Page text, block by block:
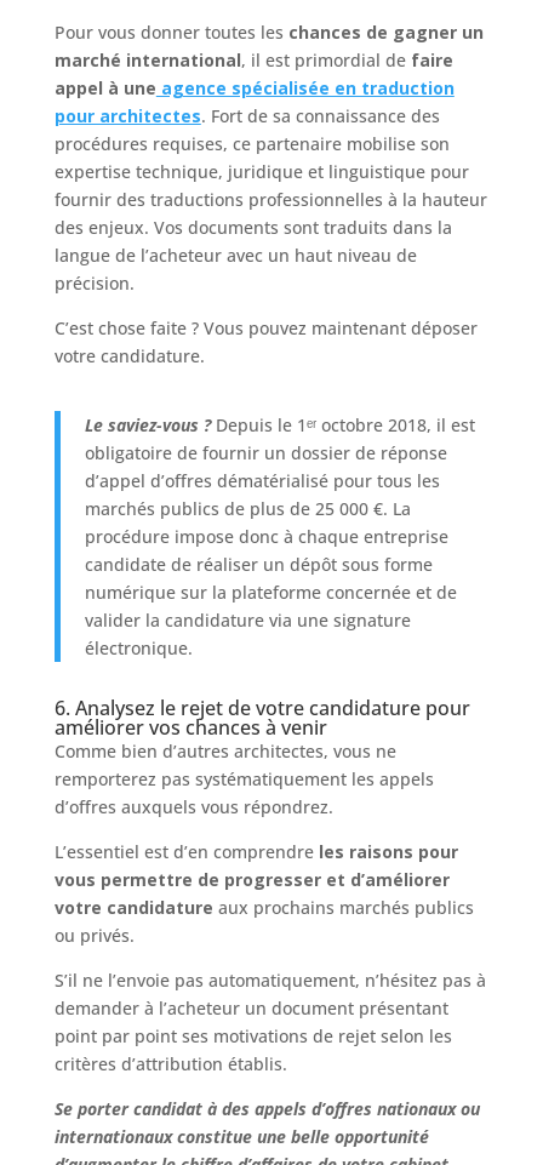
Pour vous donner toutes les chances de gagner un
marché international, il est primordial de faire
appel à une agence spécialisée en traduction
pour architectes. Fort de sa connaissance des
procédures requises, ce partenaire mobilise son
expertise technique, juridique et linguistique pour
fournir des traductions professionnelles à la hauteur
des enjeux. Vos documents sont traduits dans la
langue de l’acheteur avec un haut niveau de
précision.
C’est chose faite ? Vous pouvez maintenant déposer
votre candidature.
Le saviez-vous ?Depuis le 1ᵉʳ octobre 2018, il est
obligatoire de fournir un dossier de réponse
d’appel d’offres dématérialisé pour tous les
marchés publics de plus de 25 000 €. La
procédure impose donc à chaque entreprise
candidate de réaliser un dépôt sous forme
numérique sur la plateforme concernée et de
valider la candidature via une signature
électronique.
6. Analysez le rejet de votre candidature pour
améliorer vos chances à venir
Comme bien d’autres architectes, vous ne
remporterez pas systématiquement les appels
d’offres auxquels vous répondrez.
L’essentiel est d’en comprendre les raisons pour
vous permettre de progresser et d’améliorer
votre candidature aux prochains marchés publics
ou privés.
S’il ne l’envoie pas automatiquement, n’hésitez pas à
demander à l’acheteur un document présentant
point par point ses motivations de rejet selon les
critères d’attribution établis.
Se porter candidat à des appels d’offres nationaux ou
internationaux constitue une belle opportunité